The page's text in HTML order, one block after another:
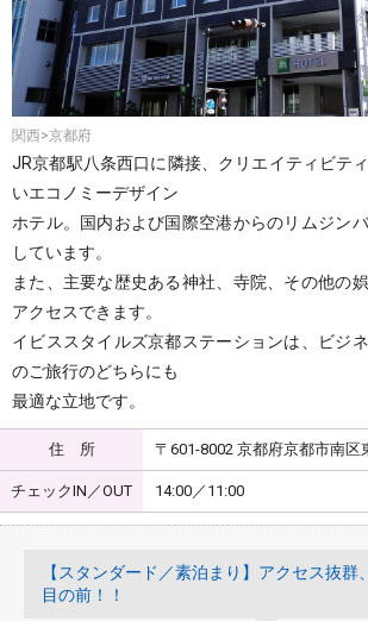
関西>京都府
JR京都駅八条西口に隣接、クリエイティビテ
いエコノミーデザイン
ホテル。国内および国際空港からのリムジン
しています。
また、主要な歴史ある神社、寺院、その他の
アクセスできます。
イビススタイルズ京都ステーションは、ビジ
のご旅行のどちらにも
最適な立地です。
住 所 〒601-8002 京都府京都市南区
チェックIN／OUT 14:00／11:00
【スタンダード／素泊まり】アクセス抜群
目の前！！